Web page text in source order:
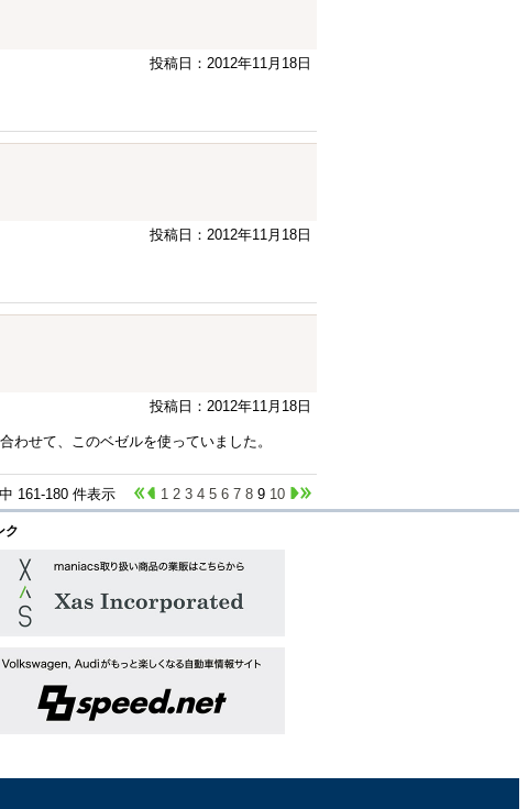
投稿日：2012年11月18日
投稿日：2012年11月18日
投稿日：2012年11月18日
せて、このベゼルを使っていました。
161-180 件表示 1 2 3 4 5 6 7 8 9 10
ク